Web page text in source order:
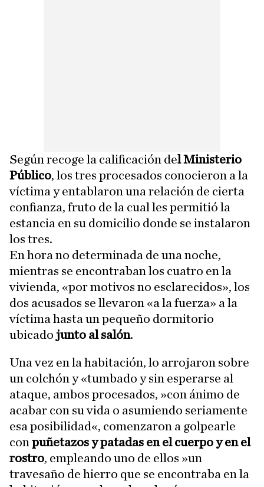
Según recoge la calificación del Ministerio
Público, los tres procesados conocieron a la
víctima y entablaron una relación de cierta
confianza, fruto de la cual les permitió la
estancia en su domicilio donde se instalaron
los tres.
En hora no determinada de una noche,
mientras se encontraban los cuatro en la
vivienda, «por motivos no esclarecidos», los
dos acusados se llevaron «a la fuerza» a la
víctima hasta un pequeño dormitorio
ubicado junto al salón.
Una vez en la habitación, lo arrojaron sobre
un colchón y «tumbado y sin esperarse al
ataque, ambos procesados, »con ánimo de
acabar con su vida o asumiendo seriamente
esa posibilidad«, comenzaron a golpearle
con puñetazos y patadas en el cuerpo y en el
rostro, empleando uno de ellos »un
travesaño de hierro que se encontraba en la